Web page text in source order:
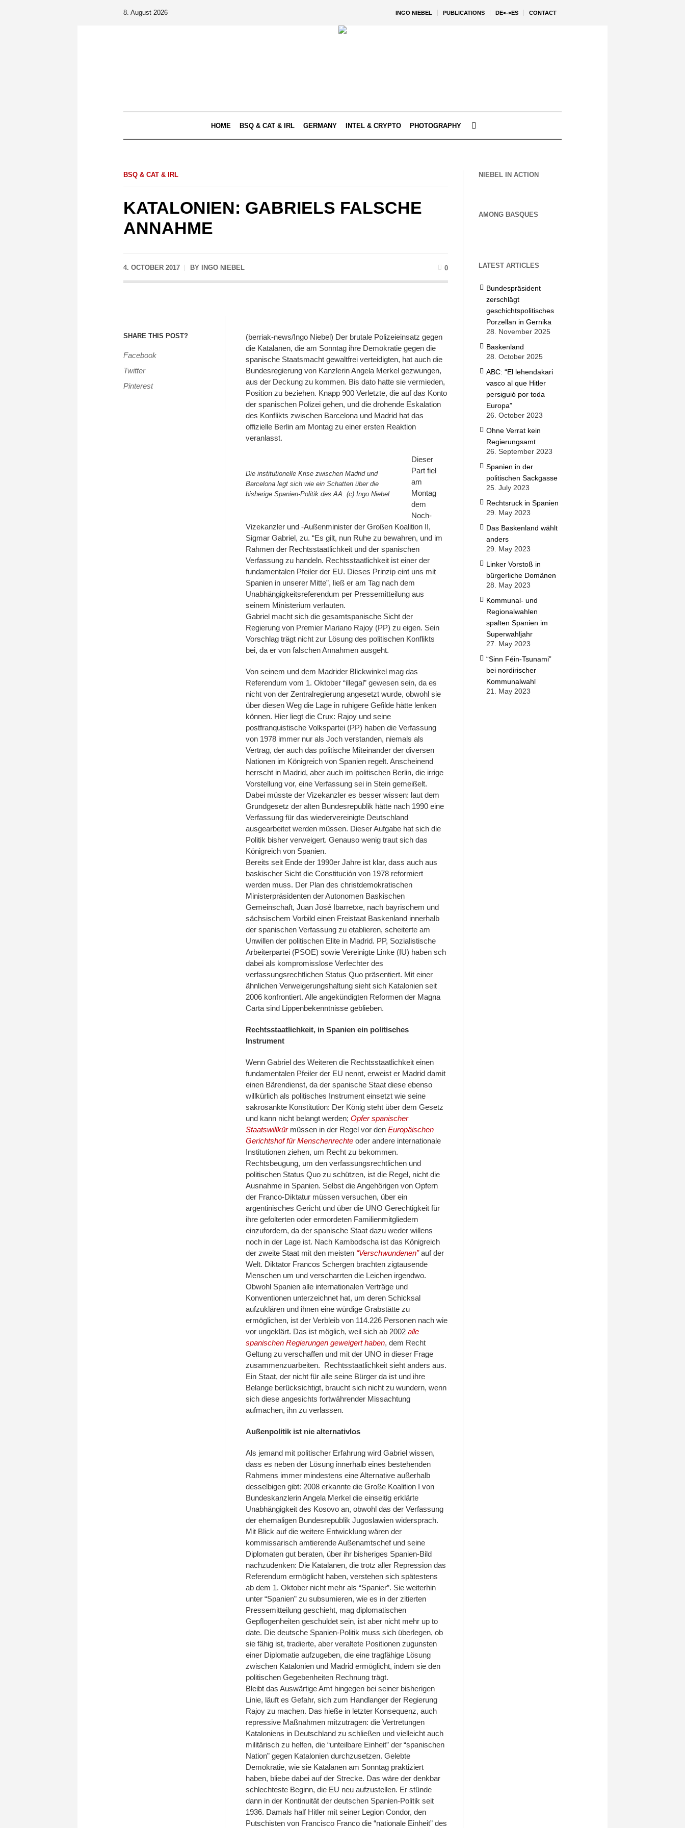
INGO NIEBEL PUBLICATIONS DE<->ES CONTACT
8. August 2026
HOME BSQ & CAT & IRL GERMANY INTEL & CRYPTO PHOTOGRAPHY
BSQ & CAT & IRL
KATALONIEN: GABRIELS FALSCHE
ANNAHME
4. OCTOBER 2017 BY INGO NIEBEL 0
SHARE THIS POST?
Facebook
Twitter
Pinterest
(berriak-news/Ingo Niebel) Der brutale Polizeieinsatz gegen
die Katalanen, die am Sonntag ihre Demokratie gegen die
spanische Staatsmacht gewaltfrei verteidigten, hat auch die
Bundesregierung von Kanzlerin Angela Merkel gezwungen,
aus der Deckung zu kommen. Bis dato hatte sie vermieden,
Position zu beziehen. Knapp 900 Verletzte, die auf das Konto
der spanischen Polizei gehen, und die drohende Eskalation
des Konflikts zwischen Barcelona und Madrid hat das
offizielle Berlin am Montag zu einer ersten Reaktion
veranlasst.
Die institutionelle Krise zwischen Madrid und
Barcelona legt sich wie ein Schatten über die
bisherige Spanien-Politik des AA. (c) Ingo Niebel
Dieser
Part fiel
am
Montag
dem
Noch-
Vizekanzler und -Außenminister der Großen Koalition II,
Sigmar Gabriel, zu. “Es gilt, nun Ruhe zu bewahren, und im
Rahmen der Rechtsstaatlichkeit und der spanischen
Verfassung zu handeln. Rechtsstaatlichkeit ist einer der
fundamentalen Pfeiler der EU. Dieses Prinzip eint uns mit
Spanien in unserer Mitte”, ließ er am Tag nach dem
Unabhängigkeitsreferendum per Pressemitteilung aus
seinem Ministerium verlauten.
Gabriel macht sich die gesamtspanische Sicht der
Regierung von Premier Mariano Rajoy (PP) zu eigen. Sein
Vorschlag trägt nicht zur Lösung des politischen Konflikts
bei, da er von falschen Annahmen ausgeht.
Von seinem und dem Madrider Blickwinkel mag das
Referendum vom 1. Oktober “illegal” gewesen sein, da es
nicht von der Zentralregierung angesetzt wurde, obwohl sie
über diesen Weg die Lage in ruhigere Gefilde hätte lenken
können. Hier liegt die Crux: Rajoy und seine
postfranquistische Volkspartei (PP) haben die Verfassung
von 1978 immer nur als Joch verstanden, niemals als
Vertrag, der auch das politische Miteinander der diversen
Nationen im Königreich von Spanien regelt. Anscheinend
herrscht in Madrid, aber auch im politischen Berlin, die irrige
Vorstellung vor, eine Verfassung sei in Stein gemeißelt.
Dabei müsste der Vizekanzler es besser wissen: laut dem
Grundgesetz der alten Bundesrepublik hätte nach 1990 eine
Verfassung für das wiedervereinigte Deutschland
ausgearbeitet werden müssen. Dieser Aufgabe hat sich die
Politik bisher verweigert. Genauso wenig traut sich das
Königreich von Spanien.
Bereits seit Ende der 1990er Jahre ist klar, dass auch aus
baskischer Sicht die Constitución von 1978 reformiert
werden muss. Der Plan des christdemokratischen
Ministerpräsidenten der Autonomen Baskischen
Gemeinschaft, Juan José Ibarretxe, nach bayrischem und
sächsischem Vorbild einen Freistaat Baskenland innerhalb
der spanischen Verfassung zu etablieren, scheiterte am
Unwillen der politischen Elite in Madrid. PP, Sozialistische
Arbeiterpartei (PSOE) sowie Vereinigte Linke (IU) haben sch
dabei als kompromisslose Verfechter des
verfassungsrechtlichen Status Quo präsentiert. Mit einer
ähnlichen Verweigerungshaltung sieht sich Katalonien seit
2006 konfrontiert. Alle angekündigten Reformen der Magna
Carta sind Lippenbekenntnisse geblieben.
Rechtsstaatlichkeit, in Spanien ein politisches
Instrument
Wenn Gabriel des Weiteren die Rechtsstaatlichkeit einen
fundamentalen Pfeiler der EU nennt, erweist er Madrid damit
einen Bärendienst, da der spanische Staat diese ebenso
willkürlich als politisches Instrument einsetzt wie seine
sakrosankte Konstitution: Der König steht über dem Gesetz
und kann nicht belangt werden; Opfer spanischer
Staatswillkürmüssen in der Regel vor den Europäischen
Gerichtshof für Menschenrechte oder andere internationale
Institutionen ziehen, um Recht zu bekommen.
Rechtsbeugung, um den verfassungsrechtlichen und
politischen Status Quo zu schützen, ist die Regel, nicht die
Ausnahme in Spanien. Selbst die Angehörigen von Opfern
der Franco-Diktatur müssen versuchen, über ein
argentinisches Gericht und über die UNO Gerechtigkeit für
ihre gefolterten oder ermordeten Familienmitgliedern
einzufordern, da der spanische Staat dazu weder willens
noch in der Lage ist. Nach Kambodscha ist das Königreich
der zweite Staat mit den meisten “Verschwundenen”auf der
Welt. Diktator Francos Schergen brachten zigtausende
Menschen um und verscharrten die Leichen irgendwo.
Obwohl Spanien alle internationalen Verträge und
Konventionen unterzeichnet hat, um deren Schicksal
aufzuklären und ihnen eine würdige Grabstätte zu
ermöglichen, ist der Verbleib von 114.226 Personen nach wie
vor ungeklärt. Das ist möglich, weil sich ab 2002 alle
spanischen Regierungen geweigert haben, dem Recht
Geltung zu verschaffen und mit der UNO in dieser Frage
zusammenzuarbeiten. Rechtsstaatlichkeit sieht anders aus.
Ein Staat, der nicht für alle seine Bürger da ist und ihre
Belange berücksichtigt, braucht sich nicht zu wundern, wenn
sich diese angesichts fortwährender Missachtung
aufmachen, ihn zu verlassen.
Außenpolitik ist nie alternativlos
Als jemand mit politischer Erfahrung wird Gabriel wissen,
dass es neben der Lösung innerhalb eines bestehenden
Rahmens immer mindestens eine Alternative außerhalb
desselbigen gibt: 2008 erkannte die Große Koalition I von
Bundeskanzlerin Angela Merkel die einseitig erklärte
Unabhängigkeit des Kosovo an, obwohl das der Verfassung
der ehemaligen Bundesrepublik Jugoslawien widersprach.
Mit Blick auf die weitere Entwicklung wären der
kommissarisch amtierende Außenamtschef und seine
Diplomaten gut beraten, über ihr bisheriges Spanien-Bild
nachzudenken: Die Katalanen, die trotz aller Repression das
Referendum ermöglicht haben, verstehen sich spätestens
ab dem 1. Oktober nicht mehr als “Spanier”. Sie weiterhin
unter “Spanien” zu subsumieren, wie es in der zitierten
Pressemitteilung geschieht, mag diplomatischen
Gepflogenheiten geschuldet sein, ist aber nicht mehr up to
date. Die deutsche Spanien-Politik muss sich überlegen, ob
sie fähig ist, tradierte, aber veraltete Positionen zugunsten
einer Diplomatie aufzugeben, die eine tragfähige Lösung
zwischen Katalonien und Madrid ermöglicht, indem sie den
politischen Gegebenheiten Rechnung trägt.
Bleibt das Auswärtige Amt hingegen bei seiner bisherigen
Linie, läuft es Gefahr, sich zum Handlanger der Regierung
Rajoy zu machen. Das hieße in letzter Konsequenz, auch
repressive Maßnahmen mitzutragen: die Vertretungen
Kataloniens in Deutschland zu schließen und vielleicht auch
militärisch zu helfen, die “unteilbare Einheit” der “spanischen
Nation” gegen Katalonien durchzusetzen. Gelebte
Demokratie, wie sie Katalanen am Sonntag praktiziert
haben, bliebe dabei auf der Strecke. Das wäre der denkbar
schlechteste Beginn, die EU neu aufzustellen. Er stünde
dann in der Kontinuität der deutschen Spanien-Politik seit
1936. Damals half Hitler mit seiner Legion Condor, den
Putschisten von Francisco Franco die “nationale Einheit” des
NIEBEL IN ACTION
AMONG BASQUES
LATEST ARTICLES
Bundespräsident
zerschlägt
geschichtspolitisches
Porzellan in Gernika
28. November 2025
Baskenland
28. October 2025
ABC: “El lehendakari
vasco al que Hitler
persiguió por toda
Europa”
26. October 2023
Ohne Verrat kein
Regierungsamt
26. September 2023
Spanien in der
politischen Sackgasse
25. July 2023
Rechtsruck in Spanien
29. May 2023
Das Baskenland wählt
anders
29. May 2023
Linker Vorstoß in
bürgerliche Domänen
28. May 2023
Kommunal- und
Regionalwahlen
spalten Spanien im
Superwahljahr
27. May 2023
“Sinn Féin-Tsunami”
bei nordirischer
Kommunalwahl
21. May 2023